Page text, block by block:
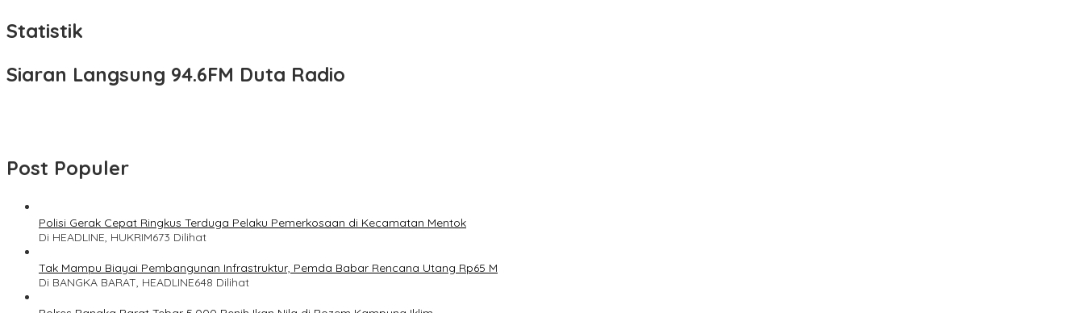
Statistik
Siaran Langsung 94.6FM Duta Radio
Post Populer
Polisi Gerak Cepat Ringkus Terduga Pelaku Pemerkosaan di Kecamatan Mentok
Di HEADLINE, HUKRIM673 Dilihat
Tak Mampu Biayai Pembangunan Infrastruktur, Pemda Babar Rencana Utang Rp65 M
Di BANGKA BARAT, HEADLINE648 Dilihat